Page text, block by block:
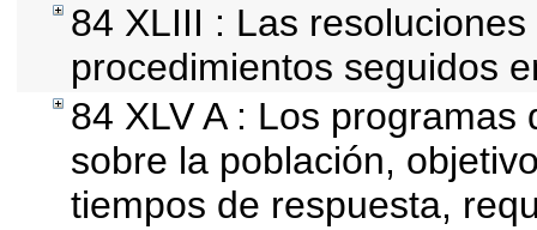
84 XLIII : Las
procedimientos seguidos
84 XLV A : Los
sobre la población,
tiempos de respuesta,